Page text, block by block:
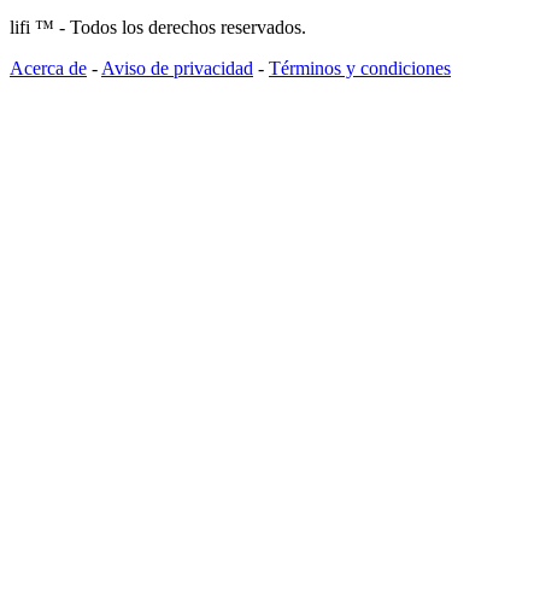
lifi ™ - Todos los derechos reservados.
Acerca de - Aviso de privacidad - Términos y condiciones